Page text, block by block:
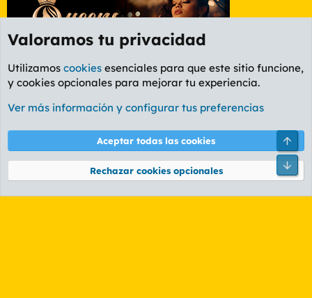
Etiquetas
Cookies
PL OLDSTYLE AMARILLO
Términos y reglas Política de privacidad Ayuda
Community platform by XenForo® © 2010-2026 XenForo Ltd.
Valoramos tu privacidad
Utilizamos cookies esenciales para que este sitio funcione,
y cookies opcionales para mejorar tu experiencia.
Ver más información y configurar tus preferencias
Aceptar todas las cookies
Rechazar cookies opcionales
Pie